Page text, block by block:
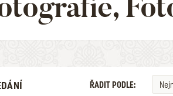
ŘADIT PODLE: